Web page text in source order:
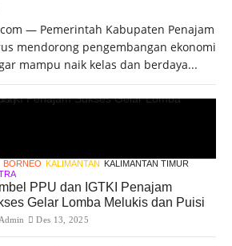
— Pemerintah Kabupaten Penajam
mendorong pengembangan ekonomi
mampu naik kelas dan berdaya...
BORNEO KALIMANTAN KALIMANTAN TIMUR
PPU dan IGTKI Penajam
Gelar Lomba Melukis dan Puisi
Admin Des 13, 2025